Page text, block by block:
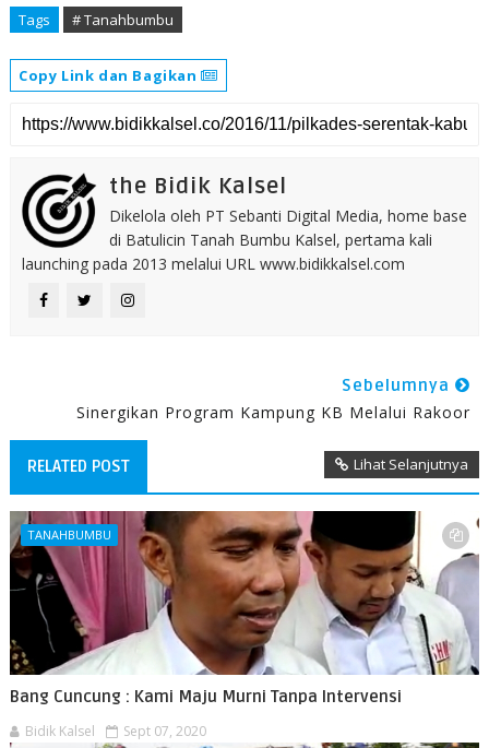
Tags # Tanahbumbu
Copy Link dan Bagikan
the Bidik Kalsel
Dikelola oleh PT Sebanti Digital Media, home base
di Batulicin Tanah Bumbu Kalsel, pertama kali
launching pada 2013 melalui URL www.bidikkalsel.com
Sebelumnya
Sinergikan Program Kampung KB Melalui Rakoor
RELATED POST Lihat Selanjutnya
TANAHBUMBU
Bang Cuncung : Kami Maju Murni Tanpa Intervensi
Bidik Kalsel Sept 07, 2020